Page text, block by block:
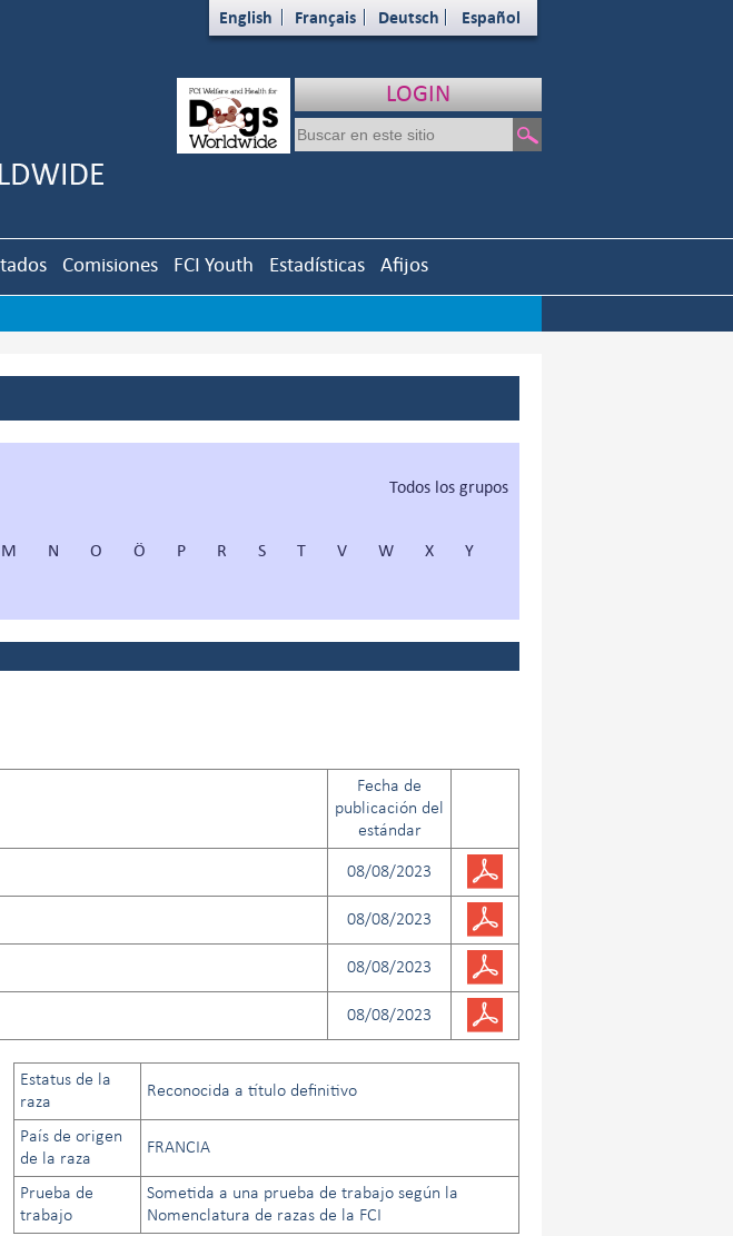
English Français Deutsch Español
LOGIN
Comisiones FCI Youth Estadísticas Afijos
Todos los grupos
M N O Ö P R S T V W X
Y
Fecha de
publicación del
estándar
08/08/2023
08/08/2023
08/08/2023
08/08/2023
Estatus de la
raza
Reconocida a título definitivo
País de origen
de la raza
FRANCIA
Prueba de
trabajo
Sometida a una prueba de trabajo según la
Nomenclatura de razas de la FCI